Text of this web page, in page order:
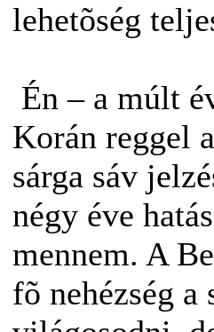
lehetõség
Én – a múlt
Korán reggel
sárga sáv
négy éve
mennem. A
fõ nehézség